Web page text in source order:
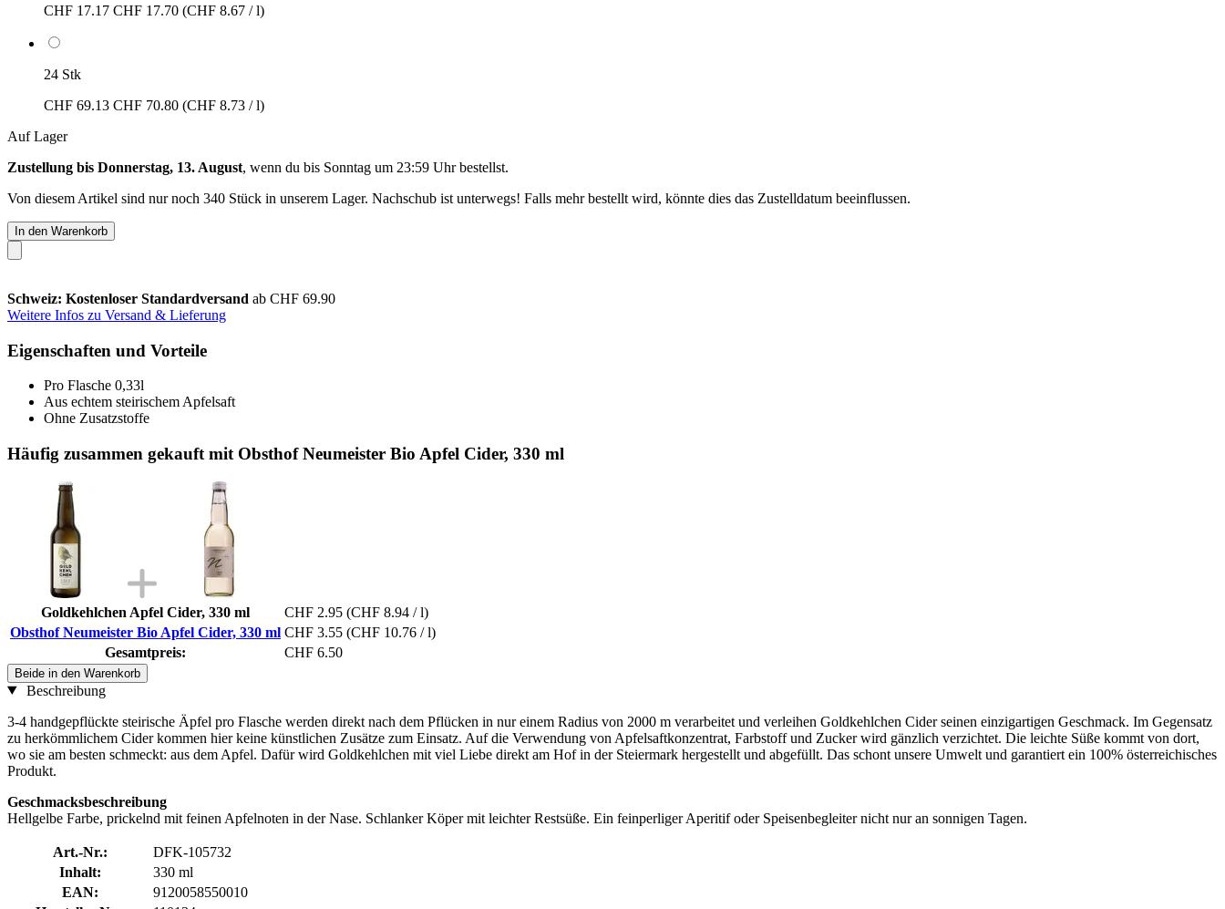
CHF 17.17 CHF 17.70 (CHF 8.67 / l)
24 Stk
CHF 69.13 CHF 70.80 (CHF 8.73 / l)
Auf Lager
Zustellung bis Donnerstag, 13. August, wenn du bis Sonntag um 23:59 Uhrbestellst.
Von diesem Artikel sind nur noch 340 Stück in unserem Lager. Nachschub ist unterwegs! Falls mehr bestellt wird, könnte dies das Zustelldatum beeinflussen.
In den Warenkorb
Schweiz: Kostenloser Standardversand ab CHF 69.90
Weitere Infos zu Versand & Lieferung
Eigenschaften und Vorteile
Pro Flasche 0,33l
Aus echtem steirischem Apfelsaft
Ohne Zusatzstoffe
Häufig zusammen gekauft mit Obsthof Neumeister Bio Apfel Cider, 330 ml
Goldkehlchen Apfel Cider, 330 ml CHF 2.95 (CHF 8.94 / l)
Obsthof Neumeister Bio Apfel Cider, 330 ml CHF 3.55 (CHF 10.76 / l)
Gesamtpreis:
CHF 6.50
Beide in den Warenkorb
Beschreibung
3-4 handgepflückte steirische Äpfel pro Flasche werden direkt nach dem Pflücken in nur einem Radius von 2000 m verarbeitet und verleihen Goldkehlchen Cider seinen einzigartigen Geschmack. Im Gegensatz
zu herkömmlichem Cider kommen hier keine künstlichen Zusätze zum Einsatz. Auf die Verwendung von Apfelsaftkonzentrat, Farbstoff und Zucker wird gänzlich verzichtet. Die leichte Süße kommt von dort,
wo sie am besten schmeckt: aus dem Apfel. Dafür wird Goldkehlchen mit viel Liebe direkt am Hof in der Steiermark hergestellt und abgefüllt. Das schont unsere Umwelt und garantiert ein 100% österreichisches
Produkt.
Geschmacksbeschreibung
Hellgelbe Farbe, prickelnd mit feinen Apfelnoten in der Nase. Schlanker Köper mit leichter Restsüße. Ein feinperliger Aperitif oder Speisenbegleiter nicht nur an sonnigen Tagen.
Art.-Nr.:
DFK-105732
Inhalt:
330 ml
EAN:
9120058550010